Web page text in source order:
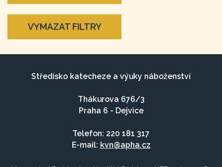
VYMAZAT FILTRY
Středisko katecheze a výuky náboženství
Thákurova 676/3
Praha 6 - Dejvice
Telefon: 220 181 317
E-mail: kvn@apha.cz